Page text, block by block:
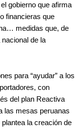
gobierno que afirma
financieras que
medidas que, de
de la
para “ayudar” a los
con
del plan Reactiva
las mesas peruanas
la creación de